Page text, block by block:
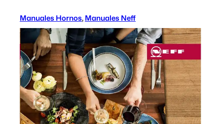
Manuales Hornos, Manuales Neff